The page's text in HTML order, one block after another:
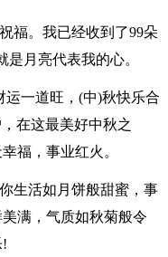
福。我已经收到了99朵
月亮代表我的心。
运一道旺，(中)秋快乐合
在这最美好中秋之
福，事业红火。
生活如月饼般甜蜜，事
满，气质如秋菊般令
!